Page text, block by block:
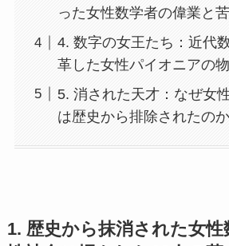
った女性数学者の偉業と
4. 数字の女王たち：近代
革した女性パイオニアの
5. 消された天才：なぜ女
は歴史から排除されたのか
1. 歴史から抹消された女性